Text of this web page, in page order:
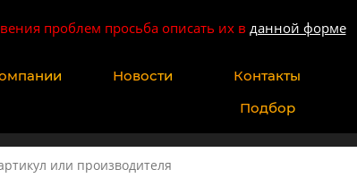
проблем просьба описать их в данной форме
Новости
Контакты
Подбор